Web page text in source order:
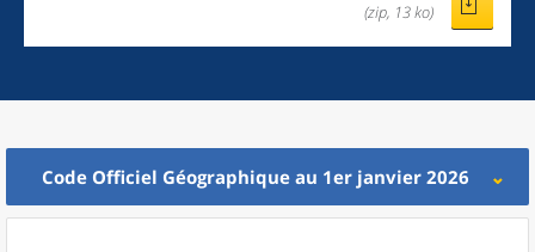
(zip, 13 ko)
Code Officiel Géographique au 1er janvier 2026